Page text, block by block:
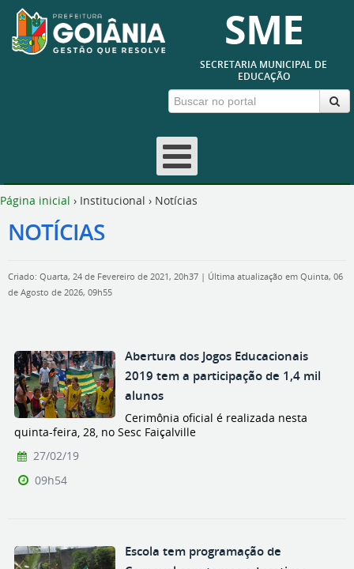
SME
SECRETARIA MUNICIPAL DE
EDUCAÇÃO
Página inicial › Institucional › Notícias
NOTÍCIAS
Criado: Quarta, 24 de Fevereiro de 2021, 20h37 | Última atualização em Quinta, 06
de Agosto de 2026, 09h55
Abertura dos Jogos Educacionais
2019 tem a participação de 1,4 mil
alunos
Cerimônia oficial é realizada nesta
quinta-feira, 28, no Sesc Faiçalville
27/02/19
09h54
Escola tem programação de